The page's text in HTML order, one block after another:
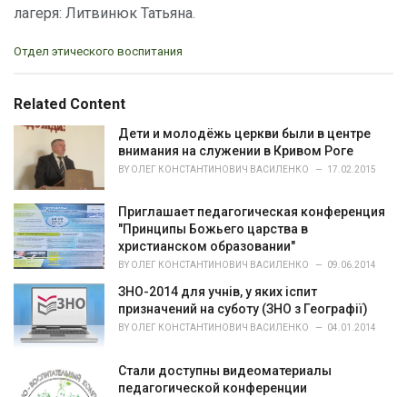
лагеря: Литвинюк Татьяна.
C
e
e
:
Отдел этического воспитания
Related Content
Дети и молодёжь церкви были в центре
внимания на служении в Кривом Роге
BY ОЛЕГ КОНСТАНТИНОВИЧ ВАСИЛЕНКО 17.02.2015
Приглашает педагогическая конференция
"Принципы Божьего царства в
христианском образовании"
BY ОЛЕГ КОНСТАНТИНОВИЧ ВАСИЛЕНКО 09.06.2014
ЗНО-2014 для учнів, у яких іспит
призначений на суботу (ЗНО з Географії)
BY ОЛЕГ КОНСТАНТИНОВИЧ ВАСИЛЕНКО 04.01.2014
Стали доступны видеоматериалы
педагогической конференции